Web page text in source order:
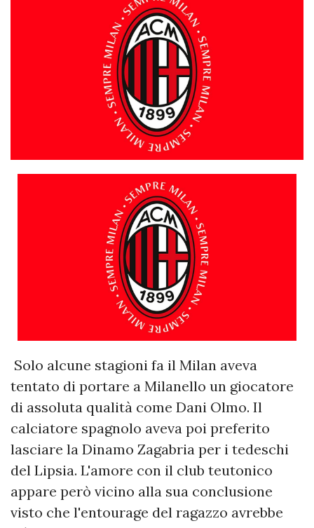
Solo alcune stagioni fa il Milan aveva
tentato di portare a Milanello un giocatore
di assoluta qualità come Dani Olmo. Il
calciatore spagnolo aveva poi preferito
lasciare la Dinamo Zagabria per i tedeschi
del Lipsia. L'amore con il club teutonico
appare però vicino alla sua conclusione
visto che l'entourage del ragazzo avrebbe